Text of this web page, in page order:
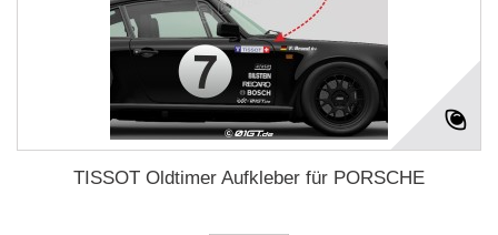
TISSOT Oldtimer Aufkleber für PORSCHE